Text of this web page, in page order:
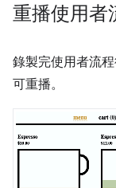
重播使用者
錄製完使用者流
可重播。